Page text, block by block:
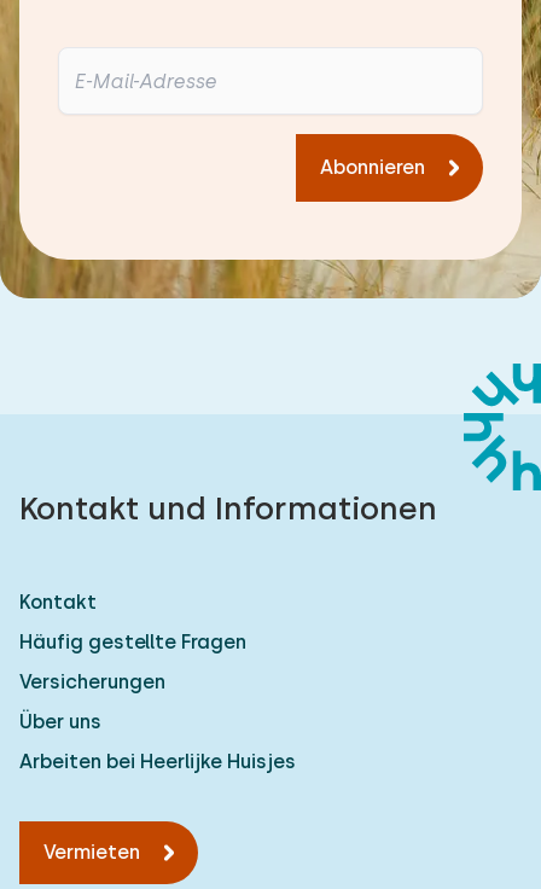
Abonnieren
Kontakt und Informationen
Kontakt
Häufig gestellte Fragen
Versicherungen
Über uns
Arbeiten bei Heerlijke Huisjes
Vermieten